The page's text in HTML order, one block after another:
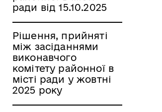
ради від 15.10.2025
Рішення, прийняті
між засіданнями
виконавчого
комітету районної в
місті ради у жовтні
2025 року